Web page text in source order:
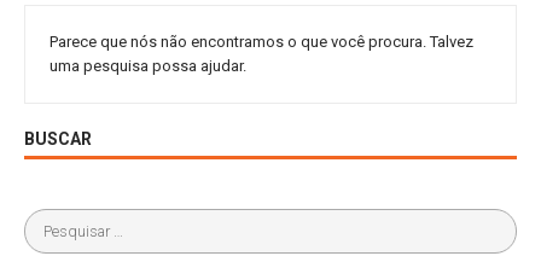
Parece que nós não encontramos o que você procura. Talvez
uma pesquisa possa ajudar.
BUSCAR